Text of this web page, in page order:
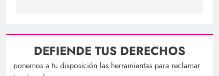
DEFIENDE TUS DERECHOS
ponemos a tu disposición las herramientas para reclamar